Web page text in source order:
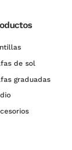
de sol
graduadas